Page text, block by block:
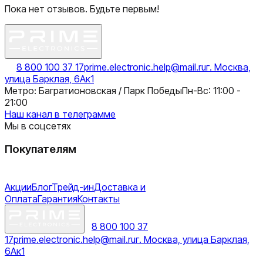
Пока нет отзывов. Будьте первым!
8 800 100 37 17prime.electronic.help@mail.ruг. Москва,
улица Барклая, 6Ак1
Метро: Багратионовская / Парк ПобедыПн-Вс: 11:00 -
21:00
Наш канал в телеграмме
Мы в соцсетях
Покупателям
АкцииБлогТрейд-инДоставка и
ОплатаГарантияКонтакты
8 800 100 37
17prime.electronic.help@mail.ruг. Москва, улица Барклая,
6Ак1